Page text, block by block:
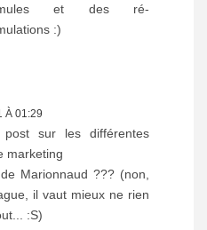
et des ré-
:)
À 01:29
sur les différentes
marketing
Marionnaud ??? (non,
il vaut mieux ne rien
:S)